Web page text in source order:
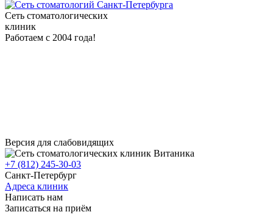
Сеть стоматологических
клиник
Работаем с 2004 года!
Версия для слабовидящих
+7 (812) 245-30-03
Санкт-Петербург
Адреса клиник
Написать нам
Записаться на приём